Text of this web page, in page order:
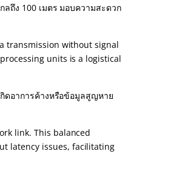
ถึง 100 เมตร มอบความสะดวก
transmission without signal
units is a logistical
ดอาการค้างหรือข้อมูลสูญหาย
link. This balanced
latency issues, facilitating